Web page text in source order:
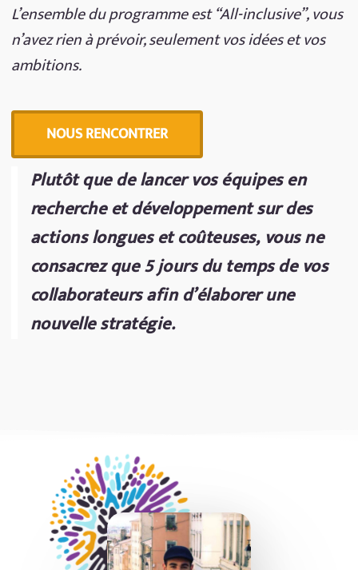
L’ensemble du programme est “All-inclusive”, vous
n’avez rien à prévoir, seulement vos idées et vos
ambitions.
NOUS RENCONTRER
Plutôt que de lancer vos équipes en
recherche et développement sur des
actions longues et coûteuses, vous ne
consacrez que 5 jours du temps de vos
collaborateurs afin d’élaborer une
nouvelle stratégie.